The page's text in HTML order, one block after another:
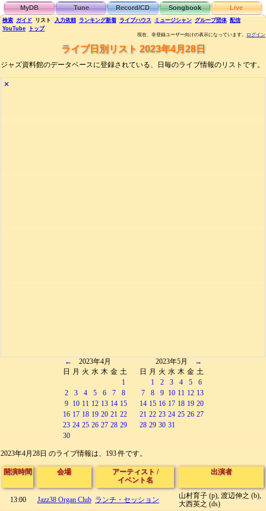
MyDB Tune Record/CD Songbook Live
検索 ガイド リスト 入力依頼 ランキング新着 ライブハウス ミュージシャン グループ団体 配信
YouTube
トップ
現在、非登録ユーザー向けの表示になっています。 ログイン
ライブ日別リスト 2023年4月28日
ジャズ資料館のデータベースに登録されている、日毎のライブ情報のリストです。
✕
←
2023年4月
日
月 火 水 木 金 土
1
2
3 4 5 6 7
8
9
10 11 12 13 14 15
16 17 18 19 20 21 22
23 24 25 26 27 28 29
30
2023年5月
→
日
月 火 水 木 金 土
1
2 3 4 5
6
7
8 9 10 11 12 13
14 15 16 17 18 19 20
21 22 23 24 25 26 27
28 29 30 31
2023年4月28日 のライブ情報は、193 件です。
開演時間 会場 アーティスト /
イベント名
出演者
13:00 Jazz38 Organ Club ランチ・セッション
山村育子 (p), 渡辺伸之 (b),
大西英之 (ds)